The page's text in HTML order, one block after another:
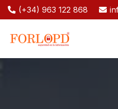
(+34) 963 122 868